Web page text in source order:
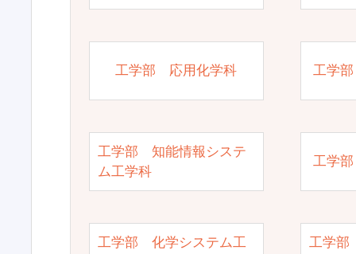
工学部 応用化学科 工学
工学部 知能情報システ
ム工学科
工学
工学部 化学システム工
工学部